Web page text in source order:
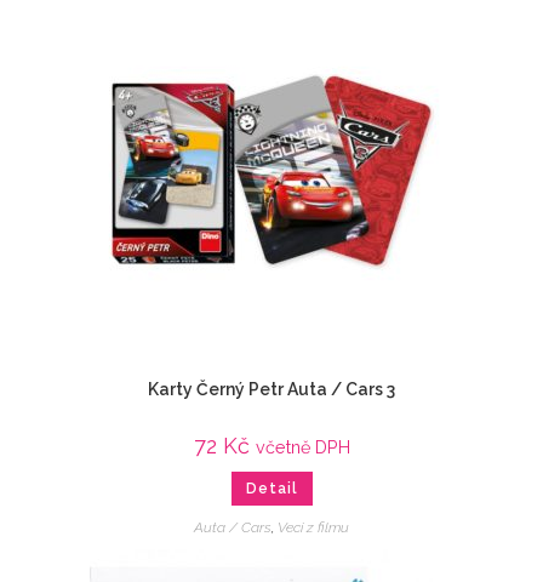
Karty Černý Petr Auta / Cars 3
72 Kč včetně DPH
Detail
Auta / Cars Veci z filmu